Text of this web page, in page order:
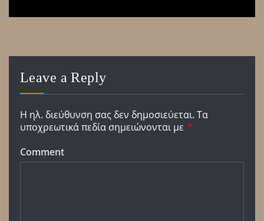
Leave a Reply
Η ηλ. διεύθυνση σας δεν δημοσιεύεται. Τα
υποχρεωτικά πεδία σημειώνονται με *
Comment